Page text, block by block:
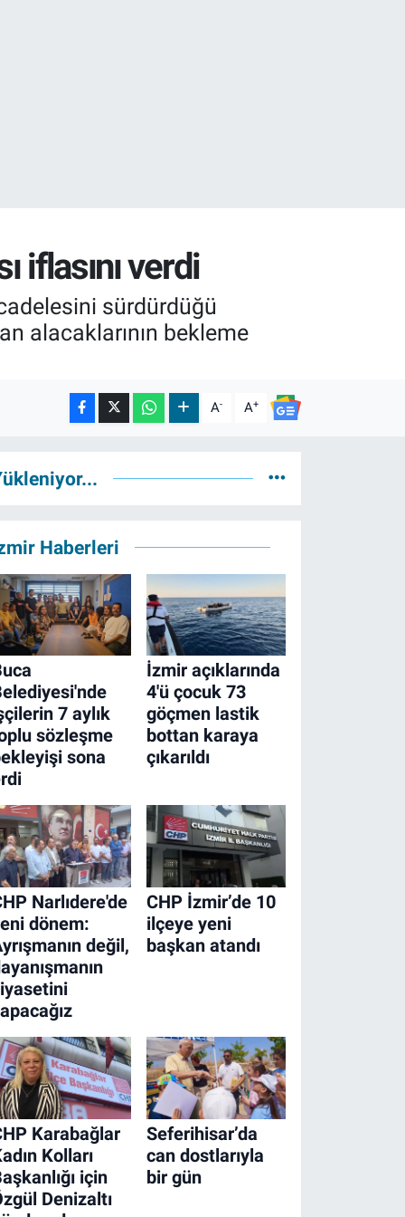
iflasını verdi
sürdürdüğü
alacaklarının bekleme
A- A+
Haberleri
7 aylık
sözleşme
sona
İzmir açıklarında
4'ü çocuk 73
göçmen lastik
bottan karaya
çıkarıldı
Narlıdere'de
dönem:
değil,
CHP İzmir’de 10
ilçeye yeni
başkan atandı
Karabağlar
Kolları
için
Denizaltı
Seferihisar’da
can dostlarıyla
bir gün